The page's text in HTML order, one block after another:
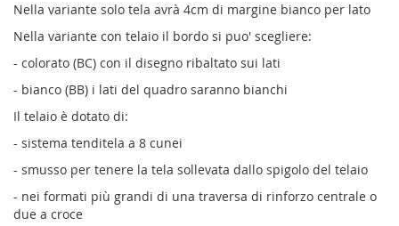
Nella variante solo tela avrà 4cm di margine bianco per lato
Nella variante con telaio il bordo si puo' scegliere:
- colorato (BC) con il disegno ribaltato sui lati
- bianco (BB) i lati del quadro saranno bianchi
Il telaio è dotato di:
- sistema tenditela a 8 cunei
- smusso per tenere la tela sollevata dallo spigolo del telaio
- nei formati più grandi di una traversa di rinforzo centrale o
due a croce